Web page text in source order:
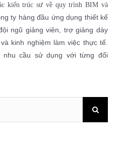
kiến trúc sư về quy trình BIM và
ty hàng đầu ứng dụng thiết kế
ngũ giảng viên, trợ giảng dày
kinh nghiệm làm việc thực tế.
cầu sử dụng với từng đối